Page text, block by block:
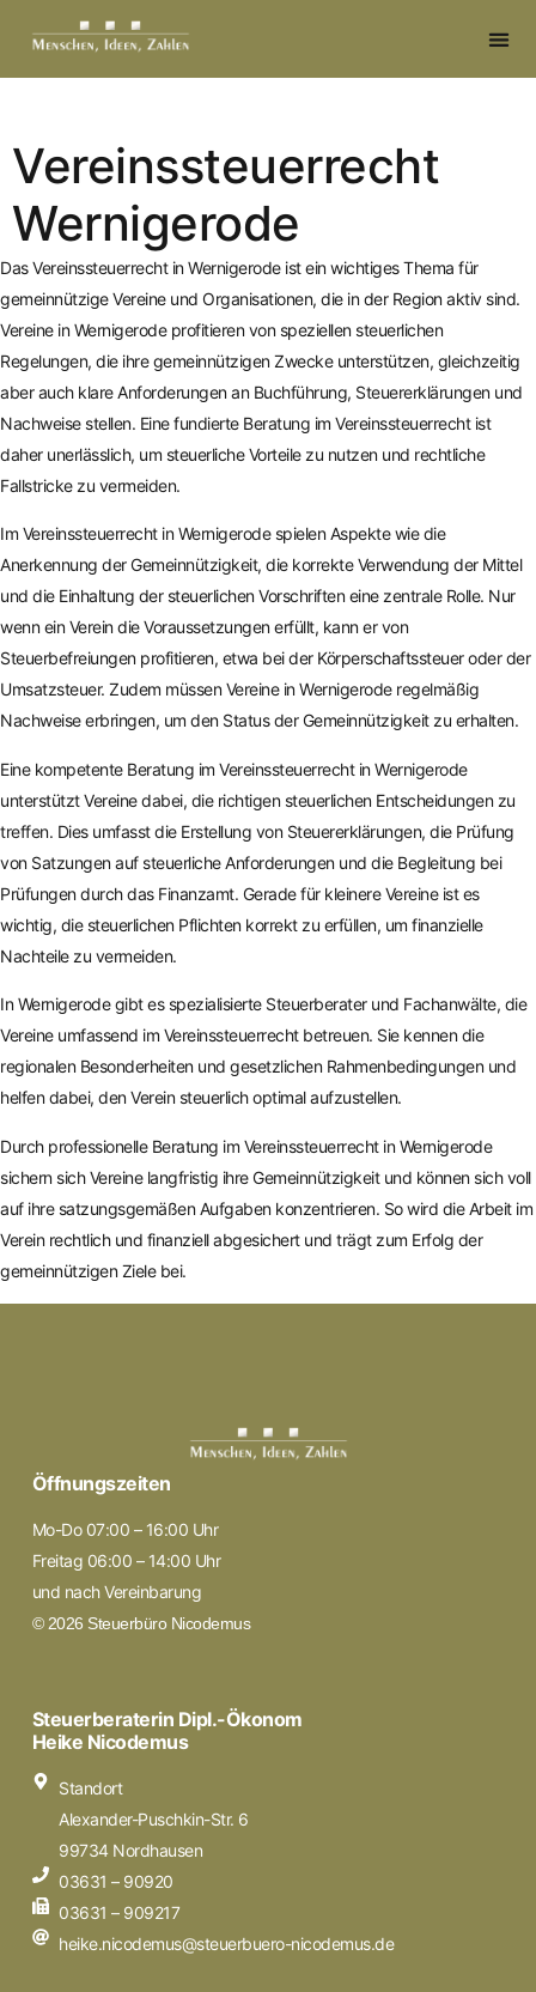
springen
Vereinssteuerrecht
Wernigerode
Das Vereinssteuerrecht in Wernigerode ist ein wichtiges Thema für
gemeinnützige Vereine und Organisationen, die in der Region aktiv sind.
Vereine in Wernigerode profitieren von speziellen steuerlichen
Regelungen, die ihre gemeinnützigen Zwecke unterstützen, gleichzeitig
aber auch klare Anforderungen an Buchführung, Steuererklärungen und
Nachweise stellen. Eine fundierte Beratung im Vereinssteuerrecht ist
daher unerlässlich, um steuerliche Vorteile zu nutzen und rechtliche
Fallstricke zu vermeiden.
Im Vereinssteuerrecht in Wernigerode spielen Aspekte wie die
Anerkennung der Gemeinnützigkeit, die korrekte Verwendung der Mittel
und die Einhaltung der steuerlichen Vorschriften eine zentrale Rolle. Nur
wenn ein Verein die Voraussetzungen erfüllt, kann er von
Steuerbefreiungen profitieren, etwa bei der Körperschaftssteuer oder der
Umsatzsteuer. Zudem müssen Vereine in Wernigerode regelmäßig
Nachweise erbringen, um den Status der Gemeinnützigkeit zu erhalten.
Eine kompetente Beratung im Vereinssteuerrecht in Wernigerode
unterstützt Vereine dabei, die richtigen steuerlichen Entscheidungen zu
treffen. Dies umfasst die Erstellung von Steuererklärungen, die Prüfung
von Satzungen auf steuerliche Anforderungen und die Begleitung bei
Prüfungen durch das Finanzamt. Gerade für kleinere Vereine ist es
wichtig, die steuerlichen Pflichten korrekt zu erfüllen, um finanzielle
Nachteile zu vermeiden.
In Wernigerode gibt es spezialisierte Steuerberater und Fachanwälte, die
Vereine umfassend im Vereinssteuerrecht betreuen. Sie kennen die
regionalen Besonderheiten und gesetzlichen Rahmenbedingungen und
helfen dabei, den Verein steuerlich optimal aufzustellen.
Durch professionelle Beratung im Vereinssteuerrecht in Wernigerode
sichern sich Vereine langfristig ihre Gemeinnützigkeit und können sich voll
auf ihre satzungsgemäßen Aufgaben konzentrieren. So wird die Arbeit im
Verein rechtlich und finanziell abgesichert und trägt zum Erfolg der
gemeinnützigen Ziele bei.
Öffnungszeiten
Mo-Do 07:00 – 16:00 Uhr
Freitag 06:00 – 14:00 Uhr
und nach Vereinbarung
© 2026 Steuerbüro Nicodemus
Steuerberaterin Dipl.-Ökonom
Heike Nicodemus
Standort
Alexander-Puschkin-Str. 6
99734 Nordhausen
03631 – 90920
03631 – 909217
heike.nicodemus@steuerbuero-nicodemus.de